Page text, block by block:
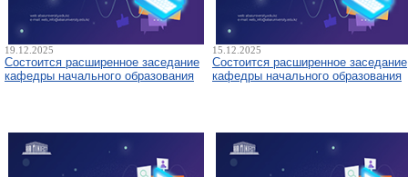
19.12.2025
Состоится расширенное заседание
кафедры начального образования
15.12.2025
Состоится расширенное заседание
кафедры начального образования